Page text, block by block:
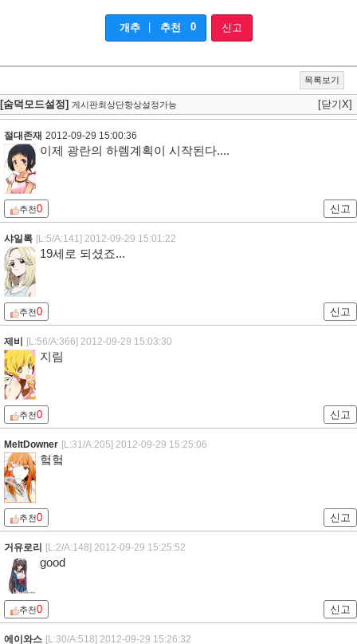
개추 추천 0 신고
목록보기
[숨덕모드설정] 게시판최상단항상설정가능 [닫기X]
절대존재 2012-09-29 15:00:36
이제 광란의 하렘계획이 시작된다....
추천0 신고
샤일록 [L:5/A:141] 2012-09-29 15:01:22
19세로 되셨죠...
추천0 신고
제비 [L:56/A:366] 2012-09-29 15:03:30
지림
추천0 신고
MeltDowner [L:31/A:205] 2012-09-29 15:25:06
헠헠
추천0 신고
거유로리 [L:2/A:148] 2012-09-29 15:25:52
good
추천0 신고
에이와스 [L:30/A:518] 2012-09-29 15:26:32